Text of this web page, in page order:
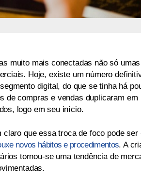
muito mais conectadas não só
Hoje, existe um número
digital, do que se tinha há
de compras e vendas duplicaram em
logo em seu início.
que essa troca de foco pode ser
novos hábitos e procedimentos. A
tornou-se uma tendência de